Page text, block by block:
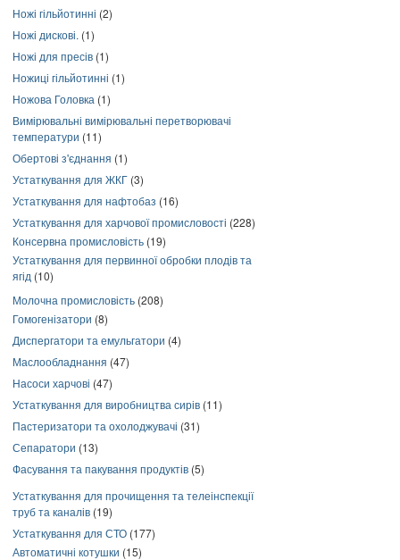
Ножі гільйотинні (2)
Ножі дискові. (1)
Ножі для пресів (1)
Ножиці гільйотинні (1)
Ножова Головка (1)
Вимірювальні вимірювальні перетворювачі
температури (11)
Обертові з'єднання (1)
Устаткування для ЖКГ (3)
Устаткування для нафтобаз (16)
Устаткування для харчової промисловості (228)
Консервна промисловість (19)
Устаткування для первинної обробки плодів та
ягід (10)
Молочна промисловість (208)
Гомогенізатори (8)
Диспергатори та емульгатори (4)
Маслообладнання (47)
Насоси харчові (47)
Устаткування для виробництва сирів (11)
Пастеризатори та охолоджувачі (31)
Сепаратори (13)
Фасування та пакування продуктів (5)
Устаткування для прочищення та телеінспекції
труб та каналів (19)
Устаткування для СТО (177)
Автоматичні котушки (15)